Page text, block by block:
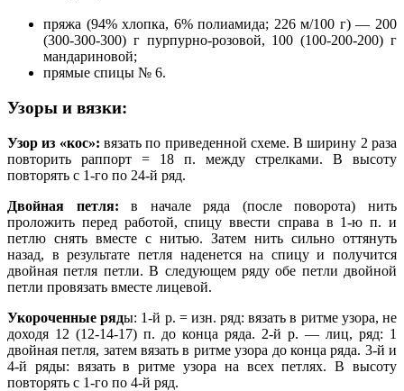
пряжа (94% хлопка, 6% полиамида; 226 м/100 г) — 200
(300-300-300) г пурпурно-розовой, 100 (100-200-200) г
мандариновой;
прямые спицы № 6.
Узоры и вязки:
Узор из «кос»: вязать по приведенной схеме. В ширину 2 раза
повторить раппорт = 18 п. между стрелками. В высоту
повторять с 1-го по 24-й ряд.
Двойная петля: в начале ряда (после поворота) нить
проложить перед работой, спицу ввести справа в 1-ю п. и
петлю снять вместе с нитью. Затем нить сильно оттянуть
назад, в результате петля наденется на спицу и получится
двойная петля петли. В следующем ряду обе петли двойной
петли провязать вместе лицевой.
Укороченные ряды: 1-й р. = изн. ряд: вязать в ритме узора, не
доходя 12 (12-14-17) п. до конца ряда. 2-й р. — лиц, ряд: 1
двойная петля, затем вязать в ритме узора до конца ряда. 3-й и
4-й ряды: вязать в ритме узора на всех петлях. В высоту
повторять с 1-го по 4-й ряд.